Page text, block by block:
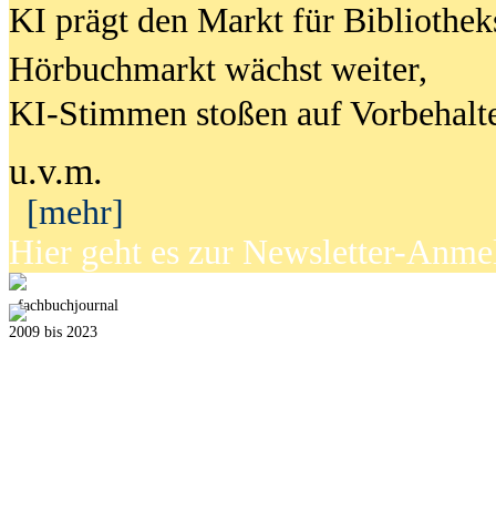
KI prägt den Markt für
Hörbuchmarkt wächst weiter,
KI-Stimmen stoßen auf
u.v.m.
[mehr]
Hier geht es zur Newsletter-
fachbuchjournal
2009 bis 2023